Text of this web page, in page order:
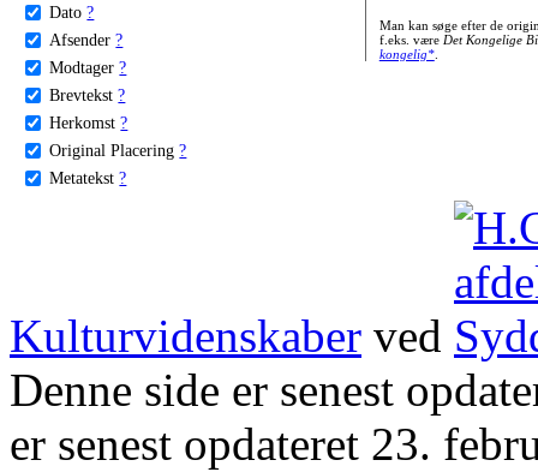
Dato ?
Afsender ?
Modtager ?
Brevtekst ?
Herkomst ?
Original Placering ?
Metatekst ?
Man kan søge efter de
f.eks. være Det Kongelige
kongelig*.
Kulturvidenskaber ved
Denne side er senest
er senest opdateret 23.